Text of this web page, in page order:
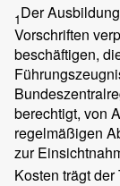
1Der
Vorschriften
beschäftigen,
berechtigt, von
regelmäßigen
zur
Kosten trägt